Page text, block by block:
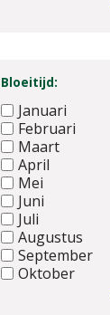
Bloeitijd:
Januari
Februari
Maart
April
Mei
Juni
Juli
Augustus
September
Oktober